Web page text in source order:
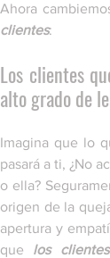
Ahora
clientes:
Los clientes
alto grado de
Imagina que lo
pasará a ti, ¿No
o ella?
origen de la
apertura y
que los